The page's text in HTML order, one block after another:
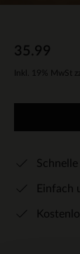
35.99
Inkl. 19% MwSt
Einfach